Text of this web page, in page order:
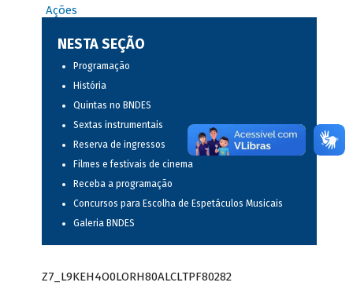
Ações
NESTA SEÇÃO
Programação
História
Quintas no BNDES
Sextas instrumentais
Reserva de ingressos
Filmes e festivais de cinema
Receba a programação
Concursos para Escolha de Espetáculos Musicais
Galeria BNDES
Z7_L9KEH4O0LORH80ALCLTPF80282